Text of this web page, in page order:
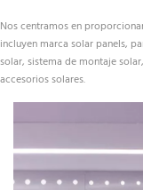
Nos centramos en
incluyen marca solar panels,
solar, sistema de montaje
accesorios solares.